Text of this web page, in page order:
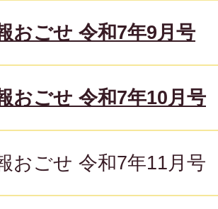
おごせ 令和7年9月号
おごせ 令和7年10月号
おごせ 令和7年11月号